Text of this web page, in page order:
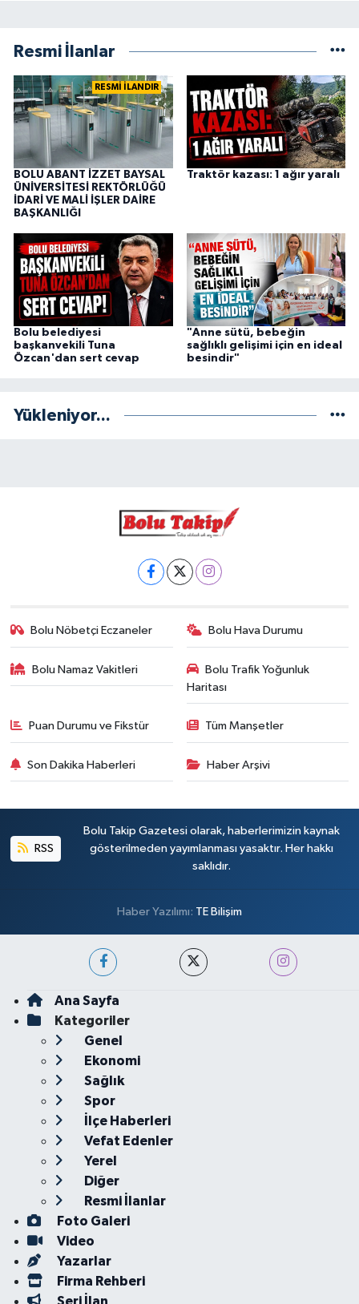
Resmi İlanlar
RESMİ İLANDIR
BOLU ABANT İZZET BAYSAL
ÜNİVERSİTESİ REKTÖRLÜĞÜ
İDARİ VE MALİ İŞLER DAİRE
BAŞKANLIĞI
Traktör kazası: 1 ağır yaralı
Bolu belediyesi
başkanvekili Tuna
Özcan'dan sert cevap
"Anne sütü, bebeğin
sağlıklı gelişimi için en ideal
besindir"
Yükleniyor...
Bolu Nöbetçi Eczaneler Bolu Hava Durumu
Bolu Namaz Vakitleri
Bolu Trafik Yoğunluk
Haritası
Puan Durumu ve Fikstür Tüm Manşetler
Son Dakika Haberleri Haber Arşivi
RSS
Bolu Takip Gazetesi olarak, haberlerimizin kaynak
gösterilmeden yayımlanması yasaktır. Her hakkı
saklıdır.
Haber Yazılımı: TE Bilişim
Ana Sayfa
Kategoriler
Genel
Ekonomi
Sağlık
Spor
İlçe Haberleri
Vefat Edenler
Yerel
Diğer
Resmi İlanlar
Foto Galeri
Video
Yazarlar
Firma Rehberi
Seri İlan